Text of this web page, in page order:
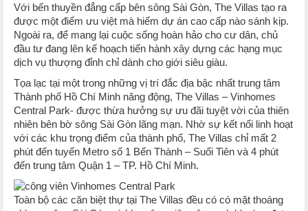
Với bến thuyền đẳng cấp bên sông Sài Gòn, The Villas tạo ra
được một điểm ưu việt mà hiếm dự án cao cấp nào sánh kịp.
Ngoài ra, để mang lại cuộc sống hoàn hảo cho cư dân, chủ
đầu tư đang lên kế hoạch tiến hành xây dựng các hạng mục
dịch vụ thượng đỉnh chỉ dành cho giới siêu giàu.
Tọa lạc tại một trong những vị trí đắc địa bậc nhất trung tâm
Thành phố Hồ Chí Minh năng động, The Villas – Vinhomes
Central Park- được thừa hưởng sự ưu đãi tuyệt vời của thiên
nhiên bên bờ sông Sài Gòn lãng mạn. Nhờ sự kết nối linh hoạt
với các khu trọng điểm của thành phố, The Villas chỉ mất 2
phút đến tuyến Metro số 1 Bến Thành – Suối Tiên và 4 phút
đến trung tâm Quận 1 – TP. Hồ Chí Minh.
Toàn bộ các căn biệt thự tại The Villas đều có có mặt thoáng